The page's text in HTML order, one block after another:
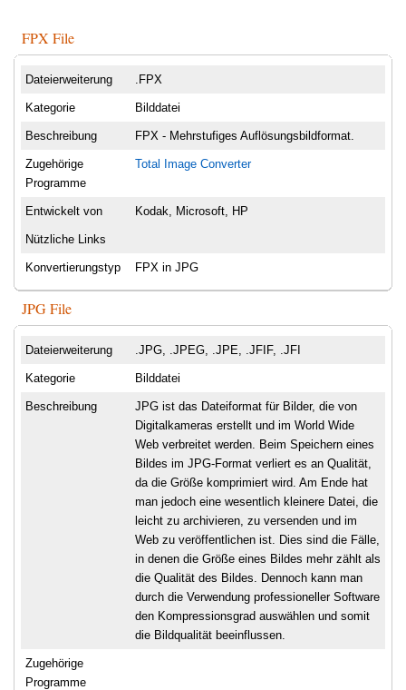
FPX File
Dateierweiterung .FPX
Kategorie Bilddatei
Beschreibung FPX - Mehrstufiges Auflösungsbildformat.
Zugehörige
Programme
Total Image Converter
Entwickelt von Kodak, Microsoft, HP
Nützliche Links
Konvertierungstyp FPX in JPG
JPG File
Dateierweiterung .JPG, .JPEG, .JPE, .JFIF, .JFI
Kategorie Bilddatei
Beschreibung
JPG ist das Dateiformat für Bilder, die von
Digitalkameras erstellt und im World Wide
Web verbreitet werden. Beim Speichern eines
Bildes im JPG-Format verliert es an Qualität,
da die Größe komprimiert wird. Am Ende hat
man jedoch eine wesentlich kleinere Datei, die
leicht zu archivieren, zu versenden und im
Web zu veröffentlichen ist. Dies sind die Fälle,
in denen die Größe eines Bildes mehr zählt als
die Qualität des Bildes. Dennoch kann man
durch die Verwendung professioneller Software
den Kompressionsgrad auswählen und somit
die Bildqualität beeinflussen.
Zugehörige
Programme